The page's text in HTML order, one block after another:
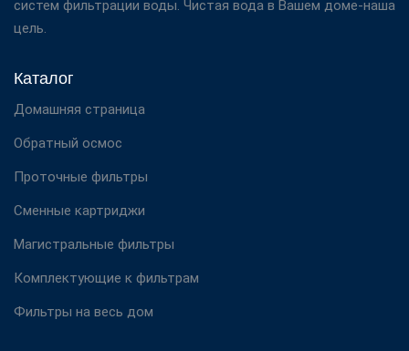
систем фильтрации воды. Чистая вода в Вашем доме-наша
цель.
Каталог
Домашняя страница
Обратный осмос
Проточные фильтры
Сменные картриджи
Магистральные фильтры
Комплектующие к фильтрам
Фильтры на весь дом